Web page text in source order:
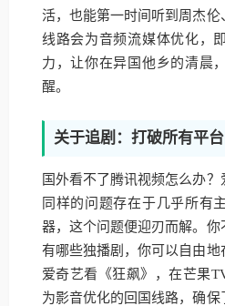
活，也能第一时间听到周杰
线路会为音频流媒体优化，
力，让你在异国他乡的清晨
醒。
关于追剧：打破所有平
国外看不了腾讯视频怎么办？
同样的问题存在于几乎所有
器，这个问题便迎刃而解。
有哪些独播剧，你可以自由
爱奇艺看《狂飙》，在芒果
为影音优化的回国线路，确